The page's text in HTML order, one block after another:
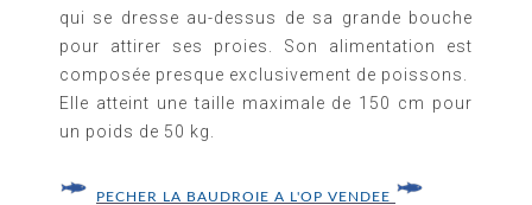
qui se dresse au-dessus de sa grande bouche
pour attirer ses proies. Son alimentation est
composée presque exclusivement de poissons.
Elle atteint une taille maximale de 150 cm pour
un poids de 50 kg.
PECHER LA BAUDROIE A L'OP VENDEE